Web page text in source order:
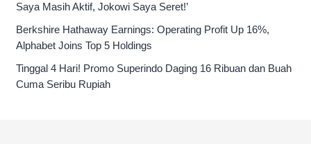
Saya Masih Aktif, Jokowi Saya Seret!’
Berkshire Hathaway Earnings: Operating Profit Up 16%,
Alphabet Joins Top 5 Holdings
Tinggal 4 Hari! Promo Superindo Daging 16 Ribuan dan Buah
Cuma Seribu Rupiah